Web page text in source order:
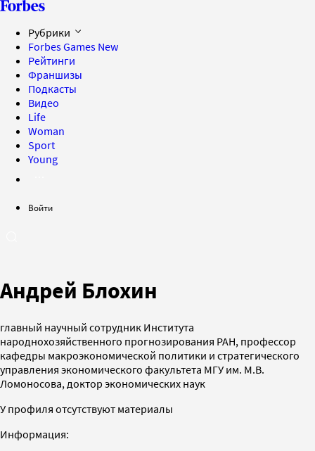
Рубрики
Forbes Games New
Рейтинги
Франшизы
Подкасты
Видео
Life
Woman
Sport
Young
Войти
Андрей Блохин
главный научный сотрудник Института
народнохозяйственного прогнозирования РАН, профессор
кафедры макроэкономической политики и стратегического
управления экономического факультета МГУ им. М.В.
Ломоносова, доктор экономических наук
У профиля отсутствуют материалы
Информация: